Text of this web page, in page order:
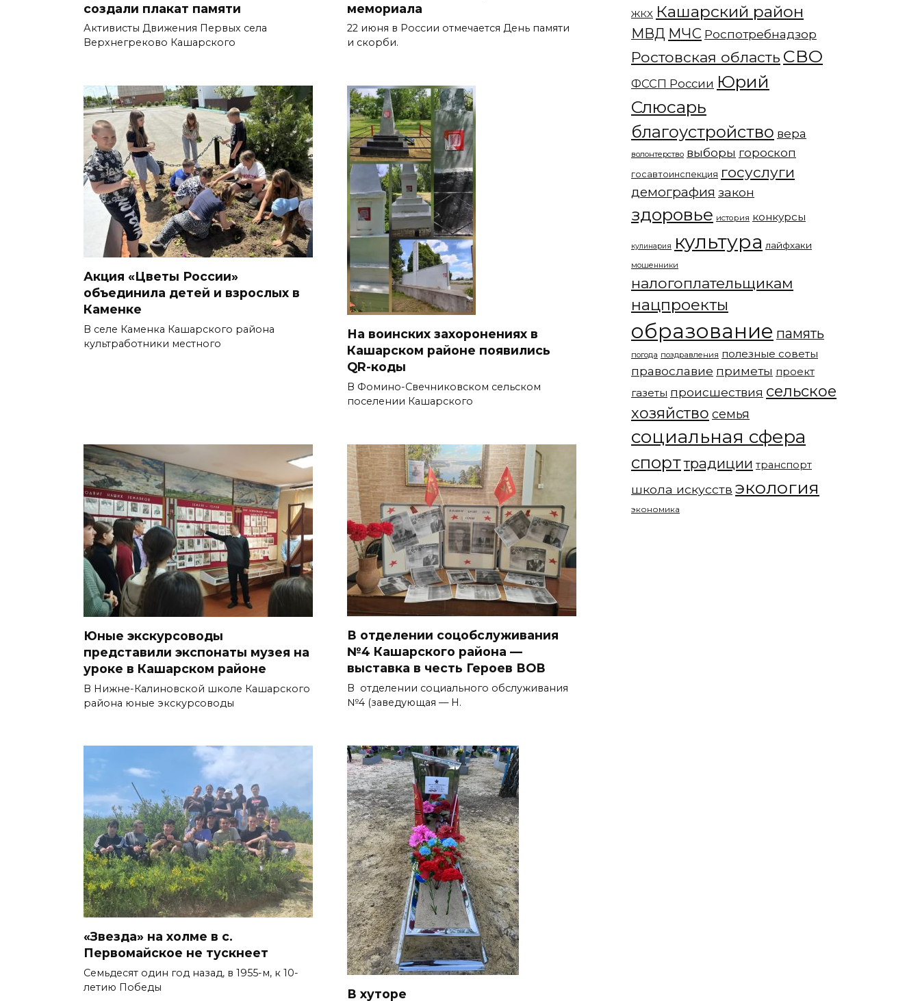
создали плакат памяти
Активисты Движения Первых села
Верхнегреково Кашарского
мемориала
22 июня в России отмечается День памяти
и скорби.
Акция «Цветы России»
объединила детей и взрослых в
Каменке
В селе Каменка Кашарского района
культработники местного
На воинских захоронениях в
Кашарском районе появились
QR-коды
В Фомино-Свечниковском сельском
поселении Кашарского
Юные экскурсоводы
представили экспонаты музея на
уроке в Кашарском районе
В Нижне-Калиновской школе Кашарского
района юные экскурсоводы
В отделении соцобслуживания
№4 Кашарского района —
выставка в честь Героев ВОВ
В отделении социального обслуживания
№4 (заведующая — Н.
«Звезда» на холме в с.
Первомайское не тускнеет
Семьдесят один год назад, в 1955-м, к 10-
летию Победы
В хуторе
ЖКХ Кашарский район
МВД МЧС Роспотребнадзор
Ростовская область СВО
ФССП России Юрий
Слюсарь
благоустройство вера
волонтерство выборы гороскоп
госавтоинспекция госуслуги
демография закон
здоровье история конкурсы
кулинария культура лайфхаки
мошенники
налогоплательщикам
нацпроекты
образование память
погода поздравления полезные советы
православие приметы проект
газеты происшествия сельское
хозяйство семья
социальная сфера
спорттрадиции транспорт
школа искусств экология
экономика